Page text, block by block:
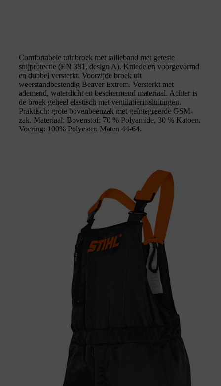
Comfortabele tuinbroek met tailleband met geteste
snijprotectie (EN 381, design A). Kniedelen voorgevormd
en dubbel versterkt. Voorzijde broek uit
weerstandbestendig Beaver Extrem. Versterkt met
ademend, waterdicht en beschermend materiaal. Achter is
de broek geheel elastisch met ventilatieritssluitingen.
Praktisch: grote bovenbeenzak met geïntegreerde GSM-
zak. Materiaal: Bovenstof: 70 % Polyamide, 30 % Katoen.
Voering: 100% Polyester. Maten 44-64.